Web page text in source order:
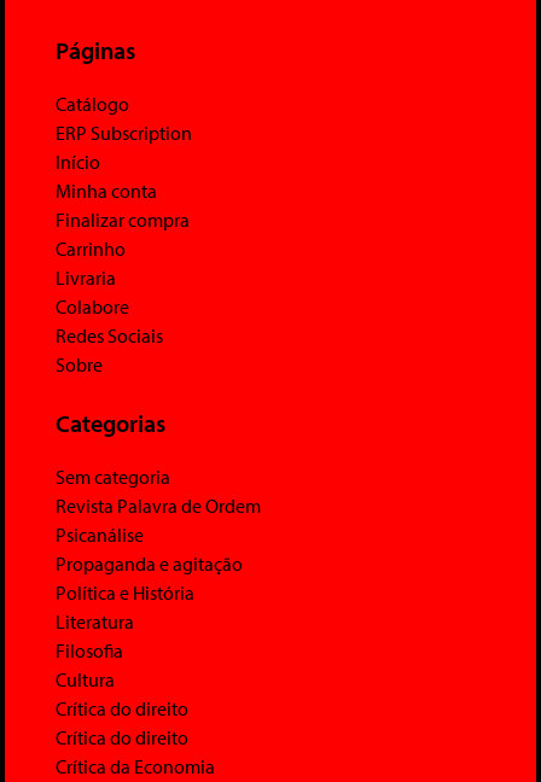
Páginas
Catálogo
ERP Subscription
Início
Minha conta
Finalizar compra
Carrinho
Livraria
Colabore
Redes Sociais
Sobre
Categorias
Sem categoria
Revista Palavra de Ordem
Psicanálise
Propaganda e agitação
Política e História
Literatura
Filosofia
Cultura
Crítica do direito
Crítica do direito
Crítica da Economia